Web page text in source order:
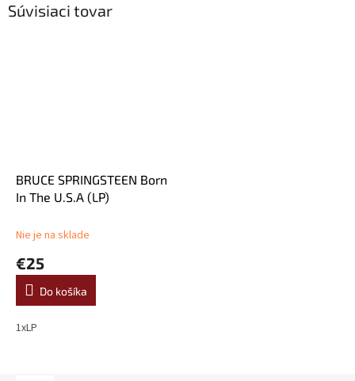
Súvisiaci tovar
BRUCE SPRINGSTEEN Born
In The U.S.A (LP)
Nie je na sklade
€25
Do košíka
1xLP